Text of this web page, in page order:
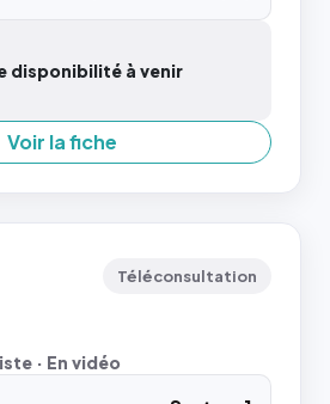
disponibilité à venir
Voir la fiche
Téléconsultation
· En vidéo